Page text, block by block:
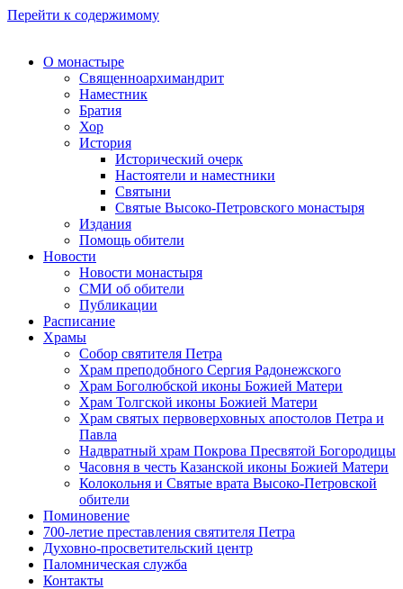
Перейти к содержимому
О монастыре
Священноархимандрит
Наместник
Братия
Хор
История
Исторический очерк
Настоятели и наместники
Святыни
Святые Высоко-Петровского монастыря
Издания
Помощь обители
Новости
Новости монастыря
СМИ об обители
Публикации
Расписание
Храмы
Собор святителя Петра
Храм преподобного Сергия Радонежского
Храм Боголюбской иконы Божией Матери
Храм Толгской иконы Божией Матери
Храм святых первоверховных апостолов Петра и
Павла
Надвратный храм Покрова Пресвятой Богородицы
Часовня в честь Казанской иконы Божией Матери
Колокольня и Святые врата Высоко-Петровской
обители
Поминовение
700-летие преставления святителя Петра
Духовно-просветительский центр
Паломническая служба
Контакты